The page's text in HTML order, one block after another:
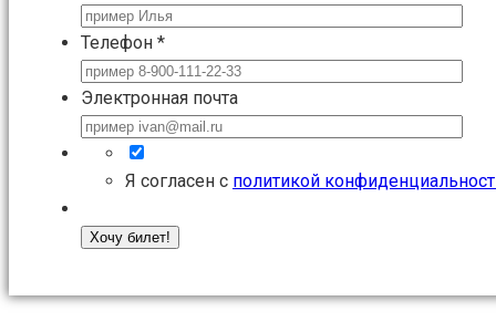
Телефон *
Электронная почта
Я согласен с политикой